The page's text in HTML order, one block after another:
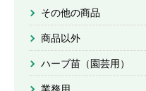
その他の商品
商品以外
ハーブ苗（園芸用）